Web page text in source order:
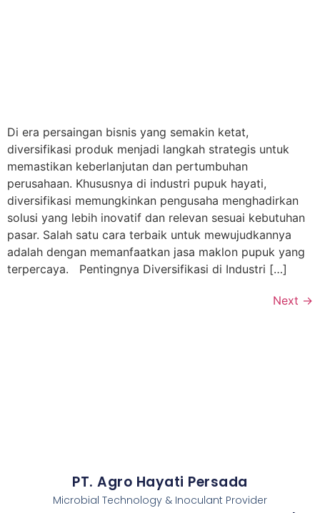
Di era persaingan bisnis yang semakin ketat,
diversifikasi produk menjadi langkah strategis untuk
memastikan keberlanjutan dan pertumbuhan
perusahaan. Khususnya di industri pupuk hayati,
diversifikasi memungkinkan pengusaha menghadirkan
solusi yang lebih inovatif dan relevan sesuai kebutuhan
pasar. Salah satu cara terbaik untuk mewujudkannya
adalah dengan memanfaatkan jasa maklon pupuk yang
terpercaya. Pentingnya Diversifikasi di Industri […]
Next →
PT. Agro Hayati Persada
Microbial Technology & Inoculant Provider